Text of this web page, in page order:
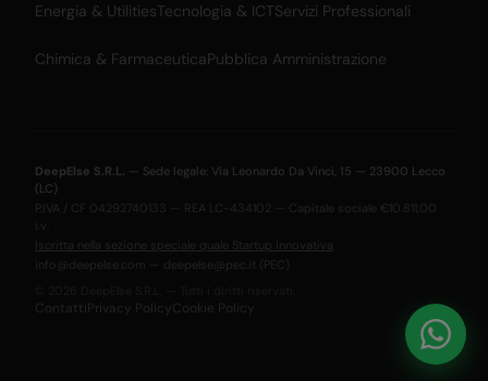
Energia & UtilitiesTecnologia & ICTServizi Professionali
Chimica & FarmaceuticaPubblica Amministrazione
DeepElse S.R.L. — Sede legale: Via Leonardo Da Vinci, 15 — 23900 Lecco
(LC)
P.IVA / CF 04292740133 — REA LC-434102 — Capitale sociale €10.811,00
i.v.
Iscritta nella sezione speciale quale Startup Innovativa
info@deepelse.com
deepelse@pec.it
(PEC)
ContattiPrivacy Policy Cookie Policy